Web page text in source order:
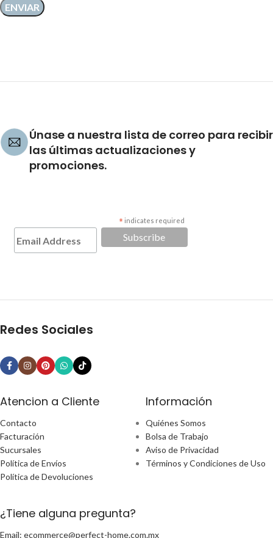
Únase a nuestra lista de correo para recibir
las últimas actualizaciones y
promociones.
* indicates required
Redes Sociales
Atencion a Cliente
Contacto
Facturación
Sucursales
Política de Envíos
Política de Devoluciones
Información
Quiénes Somos
Bolsa de Trabajo
Aviso de Privacidad
Términos y Condiciones de Uso
¿Tiene alguna pregunta?
Email: ecommerce@perfect-home.com.mx